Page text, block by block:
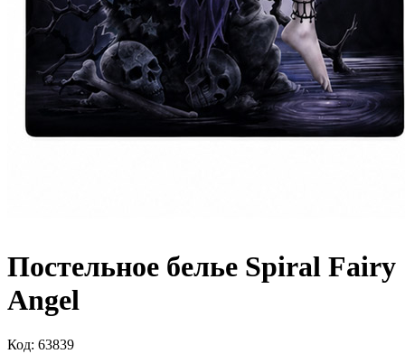
Постельное белье Spiral Fairy
Angel
Код: 63839